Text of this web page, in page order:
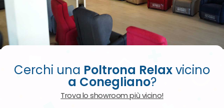
Cerchi una Poltrona Relaxvicino
a Conegliano?
Trova lo showroom più vicino!